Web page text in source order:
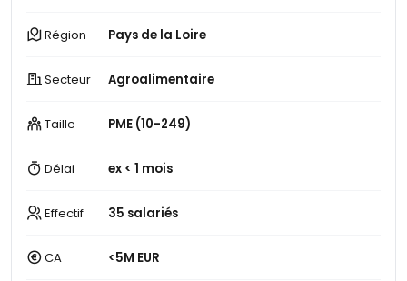
Région Pays de la Loire
Secteur Agroalimentaire
Taille PME (10-249)
Délai ex < 1 mois
Effectif 35 salariés
CA <5M EUR